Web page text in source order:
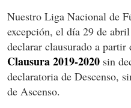
Nuestro Liga Nacional de
excepción, el día 29 de
declarar clausurado a partir
Clausura 2019-2020 sin
declaratoria de Descenso,
de Ascenso.